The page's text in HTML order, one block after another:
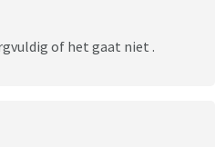
of het gaat niet .